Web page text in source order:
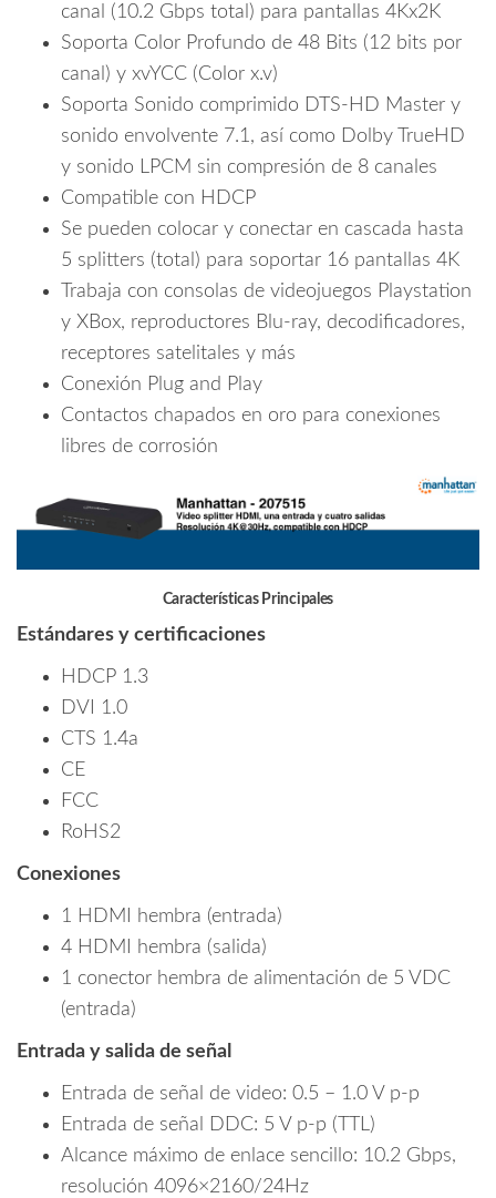
canal (10.2 Gbps total) para pantallas 4Kx2K
Soporta Color Profundo de 48 Bits (12 bits por
canal) y xvYCC (Color x.v)
Soporta Sonido comprimido DTS-HD Master y
sonido envolvente 7.1, así como Dolby TrueHD
y sonido LPCM sin compresión de 8 canales
Compatible con HDCP
Se pueden colocar y conectar en cascada hasta
5 splitters (total) para soportar 16 pantallas 4K
Trabaja con consolas de videojuegos Playstation
y XBox, reproductores Blu-ray, decodificadores,
receptores satelitales y más
Conexión Plug and Play
Contactos chapados en oro para conexiones
libres de corrosión
Características Principales
Estándares y certificaciones
HDCP 1.3
DVI 1.0
CTS 1.4a
CE
FCC
RoHS2
Conexiones
1 HDMI hembra (entrada)
4 HDMI hembra (salida)
1 conector hembra de alimentación de 5 VDC
(entrada)
Entrada y salida de señal
Entrada de señal de video: 0.5 – 1.0 V p-p
Entrada de señal DDC: 5 V p-p (TTL)
Alcance máximo de enlace sencillo: 10.2 Gbps,
resolución 4096×2160/24Hz